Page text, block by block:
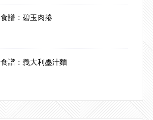
食譜：碧玉肉捲
食譜：義大利墨汁麵